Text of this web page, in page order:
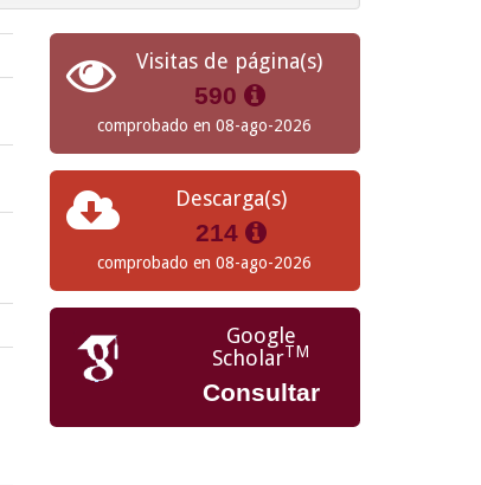
Visitas de página(s)
590
comprobado en 08-ago-2026
Descarga(s)
214
comprobado en 08-ago-2026
Google
ScholarTM
Consultar